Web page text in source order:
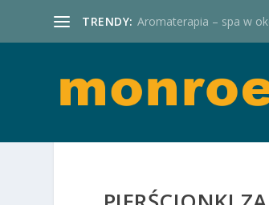
TRENDY: Aromaterapia – spa w